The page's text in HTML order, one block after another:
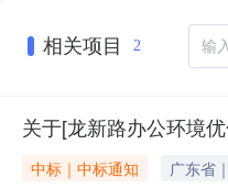
相关项目 2
关于[龙新路办公环境
中标｜中标通知 广东省